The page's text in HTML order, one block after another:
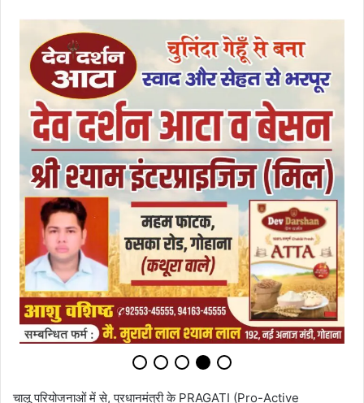
चालू परियोजनाओं में से, प्रधानमंत्री के PRAGATI (Pro-Active